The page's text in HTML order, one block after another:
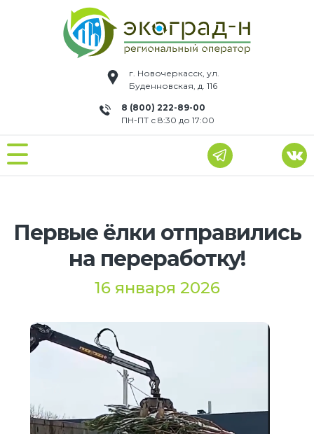
г. Новочеркасск, ул.
Буденновская, д. 116
8 (800) 222-89-00
ПН-ПТ с 8:30 до 17:00
Первые ёлки отправились
на переработку!
16 января 2026